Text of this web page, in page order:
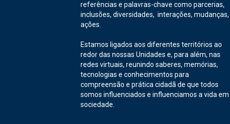
referências e palavras-chave como parcerias,
inclusões, diversidades, interações, mudanças,
ações.
Estamos ligados aos diferentes territórios ao
redor das nossas Unidades e, para além, nas
redes virtuais, reunindo saberes, memórias,
tecnologias e conhecimentos para
compreensão e prática cidadã de que todos
somos influenciados e influenciamos a vida em
sociedade.